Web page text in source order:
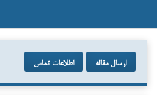
ارسال مقاله اطلاعات تماس